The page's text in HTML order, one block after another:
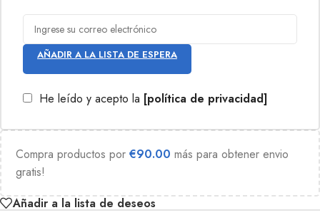
AÑADIR A LA LISTA DE ESPERA
He leído y acepto la [política de privacidad]
Compra productos por €90.00 más para obtener envio
gratis!
Añadir a la lista de deseos